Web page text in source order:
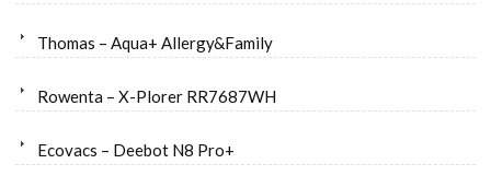
Thomas – Aqua+ Allergy&Family
Rowenta – X-Plorer RR7687WH
Ecovacs – Deebot N8 Pro+